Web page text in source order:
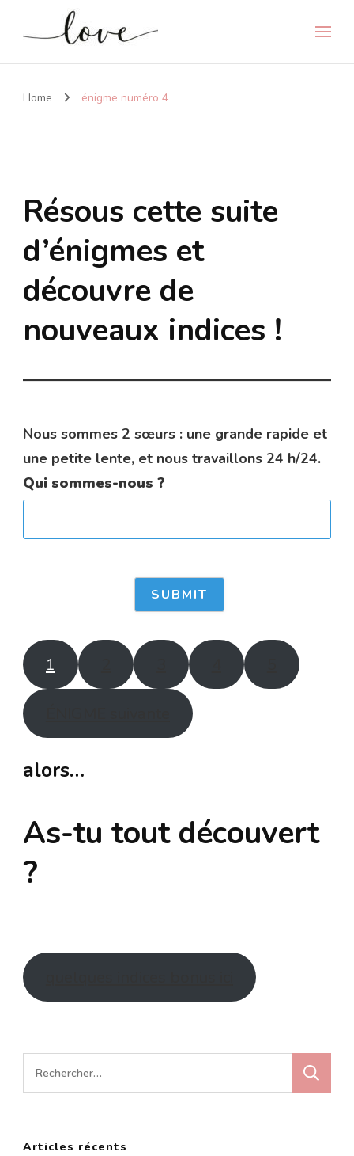
Home énigme numéro 4
Résous cette suite
d’énigmes et
découvre de
nouveaux indices !
Nous sommes 2 sœurs : une grande rapide et
une petite lente, et nous travaillons 24 h/24.
Qui sommes-nous ?
1
alors…
As-tu tout découvert
?
Rechercher :
Articles récents